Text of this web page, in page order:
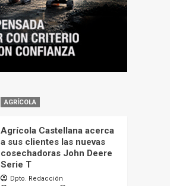
AGRÍCOLA
Agrícola Castellana acerca
a sus clientes las nuevas
cosechadoras John Deere
Serie T
Dpto. Redacción